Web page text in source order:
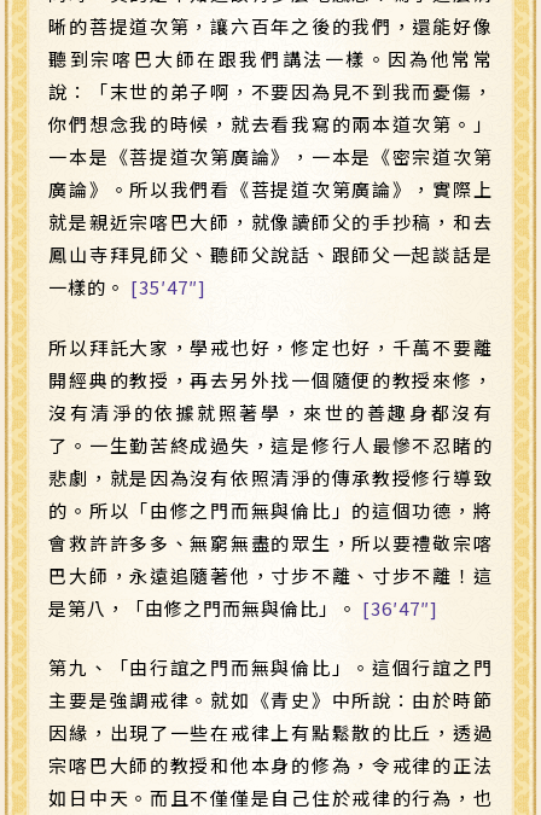
晰的菩提道次第，讓六百年之後的我們，還能好像
聽到宗喀巴大師在跟我們講法一樣。因為他常常
說：「末世的弟子啊，不要因為見不到我而憂傷，
你們想念我的時候，就去看我寫的兩本道次第。」
一本是《菩提道次第廣論》，一本是《密宗道次第
廣論》。所以我們看《菩提道次第廣論》，實際上
就是親近宗喀巴大師，就像讀師父的手抄稿，和去
鳳山寺拜見師父、聽師父說話、跟師父一起談話是
一樣的。 [35′47″]
所以拜託大家，學戒也好，修定也好，千萬不要離
開經典的教授，再去另外找一個隨便的教授來修，
沒有清淨的依據就照著學，來世的善趣身都沒有
了。一生勤苦終成過失，這是修行人最慘不忍睹的
悲劇，就是因為沒有依照清淨的傳承教授修行導致
的。所以「由修之門而無與倫比」的這個功德，將
會救許許多多、無窮無盡的眾生，所以要禮敬宗喀
巴大師，永遠追隨著他，寸步不離、寸步不離！這
是第八，「由修之門而無與倫比」。 [36′47″]
第九、「由行誼之門而無與倫比」。這個行誼之門
主要是強調戒律。就如《青史》中所說：由於時節
因緣，出現了一些在戒律上有點鬆散的比丘，透過
宗喀巴大師的教授和他本身的修為，令戒律的正法
如日中天。而且不僅僅是自己住於戒律的行為，也